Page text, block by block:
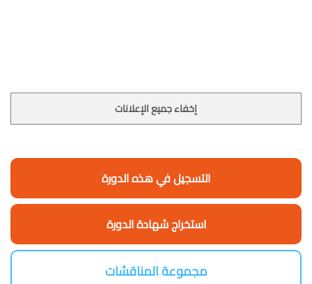
إخفاء جميع الإعلانات
التسجيل في هذه الدورة
استخراج شهادة الدورة
مجموعة المناقشات